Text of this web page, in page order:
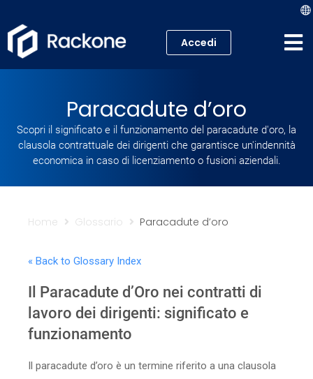
Cloud
Proxmox VE
Mail
Academy
Sicurezza
Servizi
Accedi
Paracadute d’oro
Scopri il significato e il funzionamento del paracadute d'oro, la
clausola contrattuale dei dirigenti che garantisce un'indennità
economica in caso di licenziamento o fusioni aziendali.
Home Glossario Paracadute d’oro
« Back to Glossary Index
Il Paracadute d’Oro nei contratti di
lavoro dei dirigenti: significato e
funzionamento
Il paracadute d’oro è un termine riferito a una clausola